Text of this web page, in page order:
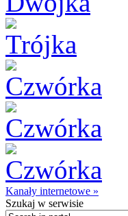
Kanały internetowe »
Szukaj w serwisie